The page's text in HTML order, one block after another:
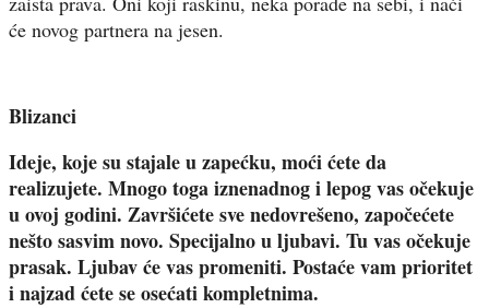
će novog partnera na jesen.
Blizanci
Ideje, koje su stajale u zapećku, moći ćete da
realizujete. Mnogo toga iznenadnog i lepog vas očekuje
u ovoj godini. Završićete sve nedovrešeno, započećete
nešto sasvim novo. Specijalno u ljubavi. Tu vas očekuje
prasak. Ljubav će vas promeniti. Postaće vam prioritet
i najzad ćete se osećati kompletnima.